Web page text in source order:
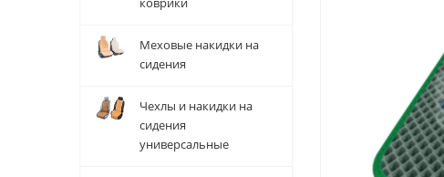
Меховые накидки на
сидения
Чехлы и накидки на
сидения
универсальные